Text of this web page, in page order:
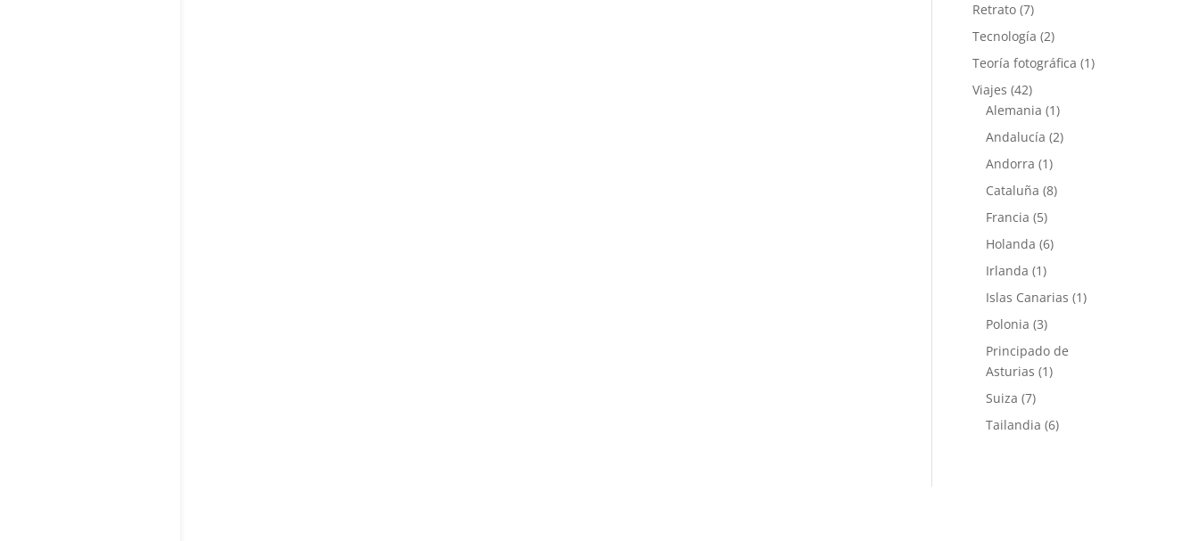
Retrato (7)
Tecnología (2)
Teoría fotográfica (1)
Viajes (42)
Alemania (1)
Andalucía (2)
Andorra (1)
Cataluña (8)
Francia (5)
Holanda (6)
Irlanda (1)
Islas Canarias (1)
Polonia (3)
Principado de
Asturias (1)
Suiza (7)
Tailandia (6)